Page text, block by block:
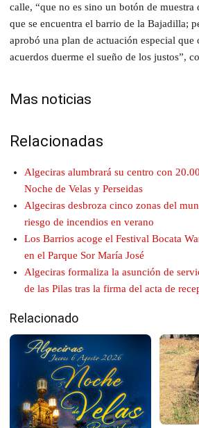
calle, “que no es sino un botón de muestra
que se encuentra el barrio de la Bajadilla;
aprobó una plan de actuación especial que
acuerdos duerme el sueño de los justos”,
Mas noticias
Relacionadas
Algeciras alumbrará su centro con
Noche de Velas y Perseidas
Algeciras desbroza cinco zonas del
riesgo de incendios en verano
Los Barrios acoge el Festival Bocata
en el Parque Sor María José
Algeciras formaliza la asunción de
de las Pilas tras la firma del acta de
Relacionado